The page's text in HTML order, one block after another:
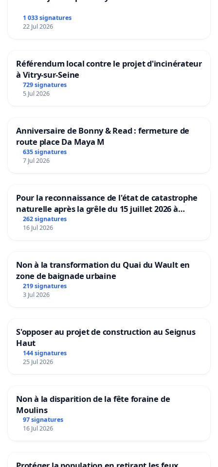
1 033 signatures
22 Jul 2026
Référendum local contre le projet d'incinérateur
à Vitry-sur-Seine
729 signatures
5 Jul 2026
Anniversaire de Bonny & Read : fermeture de
route place Da Maya M
635 signatures
7 Jul 2026
Pour la reconnaissance de l'état de catastrophe
naturelle après la grêle du 15 juillet 2026 à
Aubenas et ses alentours
262 signatures
16 Jul 2026
Non à la transformation du Quai du Wault en
zone de baignade urbaine
219 signatures
3 Jul 2026
S'opposer au projet de construction au Seignus
Haut
144 signatures
25 Jul 2026
Non à la disparition de la fête foraine de
Moulins
97 signatures
16 Jul 2026